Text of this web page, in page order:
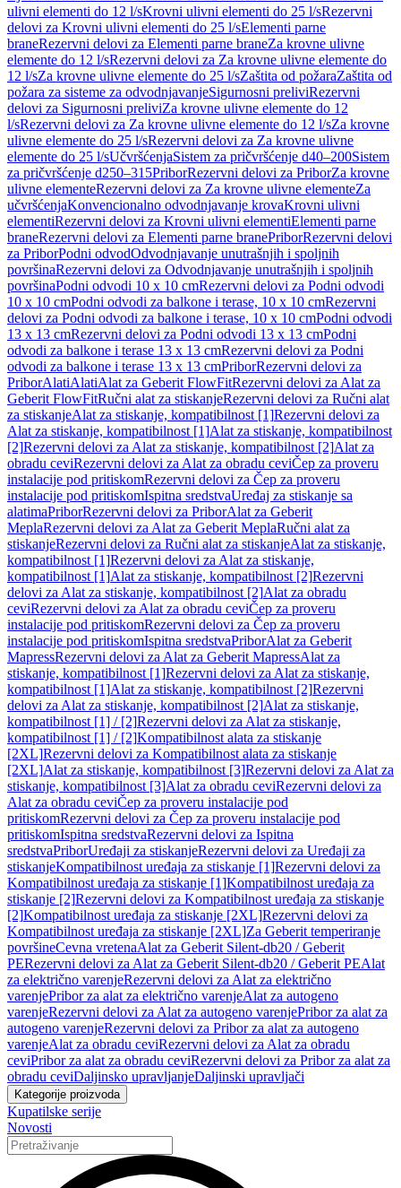
ulivni elementi do 12 l/sKrovni ulivni elementi do 25 l/sRezervni
delovi za Krovni ulivni elementi do 25 l/sElementi parne
braneRezervni delovi za Elementi parne braneZa krovne ulivne
elemente do 12 l/sRezervni delovi za Za krovne ulivne elemente do
12 l/sZa krovne ulivne elemente do 25 l/sZaštita od požaraZaštita od
požara za sisteme za odvodnjavanjeSigurnosni preliviRezervni
delovi za Sigurnosni preliviZa krovne ulivne elemente do 12
l/sRezervni delovi za Za krovne ulivne elemente do 12 l/sZa krovne
ulivne elemente do 25 l/sRezervni delovi za Za krovne ulivne
elemente do 25 l/sUčvršćenjaSistem za pričvršćenje d40–200Sistem
za pričvršćenje d250–315PriborRezervni delovi za PriborZa krovne
ulivne elementeRezervni delovi za Za krovne ulivne elementeZa
učvršćenjaKonvencionalno odvodnjavanje krovaKrovni ulivni
elementiRezervni delovi za Krovni ulivni elementiElementi parne
braneRezervni delovi za Elementi parne branePriborRezervni delovi
za PriborPodni odvodOdvodnjavanje unutrašnjih i spoljnih
površinaRezervni delovi za Odvodnjavanje unutrašnjih i spoljnih
površinaPodni odvodi 10 x 10 cmRezervni delovi za Podni odvodi
10 x 10 cmPodni odvodi za balkone i terase, 10 x 10 cmRezervni
delovi za Podni odvodi za balkone i terase, 10 x 10 cmPodni odvodi
13 x 13 cmRezervni delovi za Podni odvodi 13 x 13 cmPodni
odvodi za balkone i terase 13 x 13 cmRezervni delovi za Podni
odvodi za balkone i terase 13 x 13 cmPriborRezervni delovi za
PriborAlatiAlatiAlat za Geberit FlowFitRezervni delovi za Alat za
Geberit FlowFitRučni alat za stiskanjeRezervni delovi za Ručni alat
za stiskanjeAlat za stiskanje, kompatibilnost [1]Rezervni delovi za
Alat za stiskanje, kompatibilnost [1]Alat za stiskanje, kompatibilnost
[2]Rezervni delovi za Alat za stiskanje, kompatibilnost [2]Alat za
obradu ceviRezervni delovi za Alat za obradu ceviČep za proveru
instalacije pod pritiskomRezervni delovi za Čep za proveru
instalacije pod pritiskomIspitna sredstvaUređaj za stiskanje sa
alatimaPriborRezervni delovi za PriborAlat za Geberit
MeplaRezervni delovi za Alat za Geberit MeplaRučni alat za
stiskanjeRezervni delovi za Ručni alat za stiskanjeAlat za stiskanje,
kompatibilnost [1]Rezervni delovi za Alat za stiskanje,
kompatibilnost [1]Alat za stiskanje, kompatibilnost [2]Rezervni
delovi za Alat za stiskanje, kompatibilnost [2]Alat za obradu
ceviRezervni delovi za Alat za obradu ceviČep za proveru
instalacije pod pritiskomRezervni delovi za Čep za proveru
instalacije pod pritiskomIspitna sredstvaPriborAlat za Geberit
MapressRezervni delovi za Alat za Geberit MapressAlat za
stiskanje, kompatibilnost [1]Rezervni delovi za Alat za stiskanje,
kompatibilnost [1]Alat za stiskanje, kompatibilnost [2]Rezervni
delovi za Alat za stiskanje, kompatibilnost [2]Alat za stiskanje,
kompatibilnost [1] / [2]Rezervni delovi za Alat za stiskanje,
kompatibilnost [1] / [2]Kompatibilnost alata za stiskanje
[2XL]Rezervni delovi za Kompatibilnost alata za stiskanje
[2XL]Alat za stiskanje, kompatibilnost [3]Rezervni delovi za Alat za
stiskanje, kompatibilnost [3]Alat za obradu ceviRezervni delovi za
Alat za obradu ceviČep za proveru instalacije pod
pritiskomRezervni delovi za Čep za proveru instalacije pod
pritiskomIspitna sredstvaRezervni delovi za Ispitna
sredstvaPriborUređaji za stiskanjeRezervni delovi za Uređaji za
stiskanjeKompatibilnost uređaja za stiskanje [1]Rezervni delovi za
Kompatibilnost uređaja za stiskanje [1]Kompatibilnost uređaja za
stiskanje [2]Rezervni delovi za Kompatibilnost uređaja za stiskanje
[2]Kompatibilnost uređaja za stiskanje [2XL]Rezervni delovi za
Kompatibilnost uređaja za stiskanje [2XL]Za Geberit temperiranje
površineCevna vretenaAlat za Geberit Silent-db20 / Geberit
PERezervni delovi za Alat za Geberit Silent-db20 / Geberit PEAlat
za električno varenjeRezervni delovi za Alat za električno
varenjePribor za alat za električno varenjeAlat za autogeno
varenjeRezervni delovi za Alat za autogeno varenjePribor za alat za
autogeno varenjeRezervni delovi za Pribor za alat za autogeno
varenjeAlat za obradu ceviRezervni delovi za Alat za obradu
ceviPribor za alat za obradu ceviRezervni delovi za Pribor za alat za
obradu ceviDaljinsko upravljanjeDaljinski upravljači
Kategorije proizvoda
Kupatilske serije
Novosti